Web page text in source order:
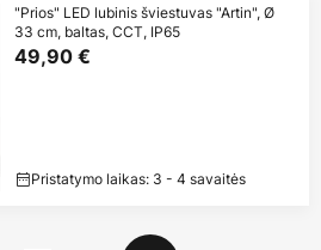
"Prios" LED lubinis šviestuvas "Artin", Ø
33 cm, baltas, CCT, IP65
49,90 €
Pristatymo laikas: 3 - 4 savaitės